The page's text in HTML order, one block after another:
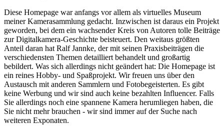
Diese Homepage war anfangs vor allem als virtuelles Museum
meiner Kamerasammlung gedacht. Inzwischen ist daraus ein Projekt
geworden, bei dem ein wachsender Kreis von Autoren tolle Beiträge
zur Digitalkamera-Geschichte beisteuert. Den weitaus größten
Anteil daran hat Ralf Jannke, der mit seinen Praxisbeiträgen die
verschiedensten Themen detailliert behandelt und großartig
bebildert. Was sich allerdings nicht geändert hat: Die Homepage ist
ein reines Hobby- und Spaßprojekt. Wir freuen uns über den
Austausch mit anderen Sammlern und Fotobegeisterten. Es gibt
keine Werbung und wir sind auch keine bezahlten Influencer. Falls
Sie allerdings noch eine spannene Kamera herumliegen haben, die
Sie nicht mehr brauchen - wir sind immer auf der Suche nach
weiteren Exponaten.